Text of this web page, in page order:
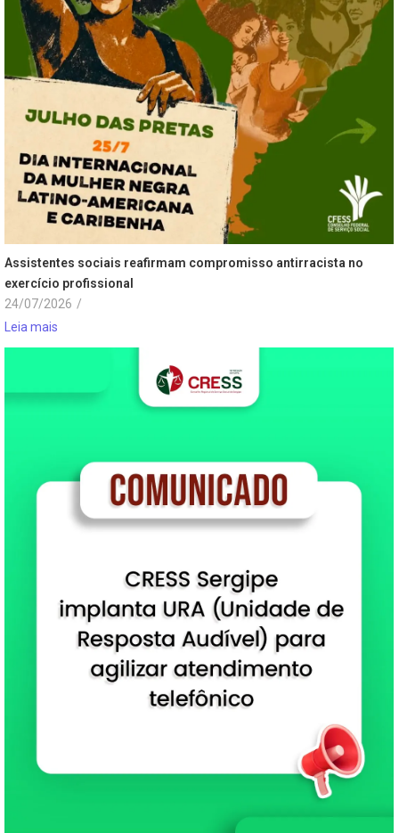
Assistentes sociais reafirmam compromisso antirracista no
exercício profissional
24/07/2026 /
Leia mais